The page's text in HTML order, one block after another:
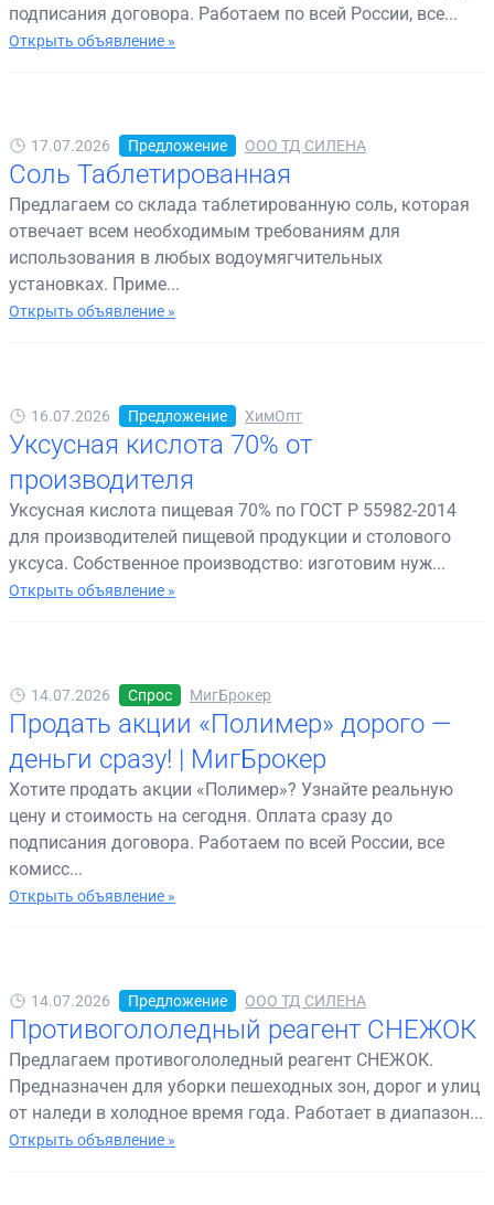
подписания договора. Работаем по всей России, все...
Открыть объявление »
17.07.2026 Предложение ООО ТД СИЛЕНА
Соль Таблетированная
Предлагаем со склада таблетированную соль, которая
отвечает всем необходимым требованиям для
использования в любых водоумягчительных
установках. Приме...
Открыть объявление »
16.07.2026 Предложение ХимОпт
Уксусная кислота 70% от
производителя
Уксусная кислота пищевая 70% по ГОСТ Р 55982-2014
для производителей пищевой продукции и столового
уксуса. Собственное производство: изготовим нуж...
Открыть объявление »
14.07.2026 Спрос МигБрокер
Продать акции «Полимер» дорого —
деньги сразу! | МигБрокер
Хотите продать акции «Полимер»? Узнайте реальную
цену и стоимость на сегодня. Оплата сразу до
подписания договора. Работаем по всей России, все
комисс...
Открыть объявление »
14.07.2026 Предложение ООО ТД СИЛЕНА
Противогололедный реагент СНЕЖОК
Предлагаем противогололедный реагент СНЕЖОК.
Предназначен для уборки пешеходных зон, дорог и улиц
от наледи в холодное время года. Работает в диапазон...
Открыть объявление »